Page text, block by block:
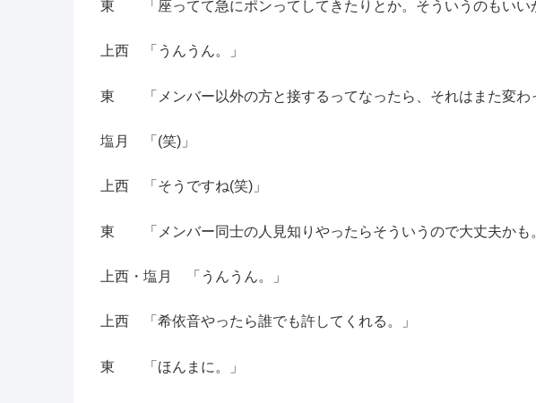
東 「座ってて急にポンってしてきたりとか。そういうのもいい
上西 「うんうん。」
東 「メンバー以外の方と接するってなったら、それはまた変わ
塩月 「(笑)」
上西 「そうですね(笑)」
東 「メンバー同士の人見知りやったらそういうので大丈夫かも
上西・塩月 「うんうん。」
上西 「希依音やったら誰でも許してくれる。」
東 「ほんまに。」